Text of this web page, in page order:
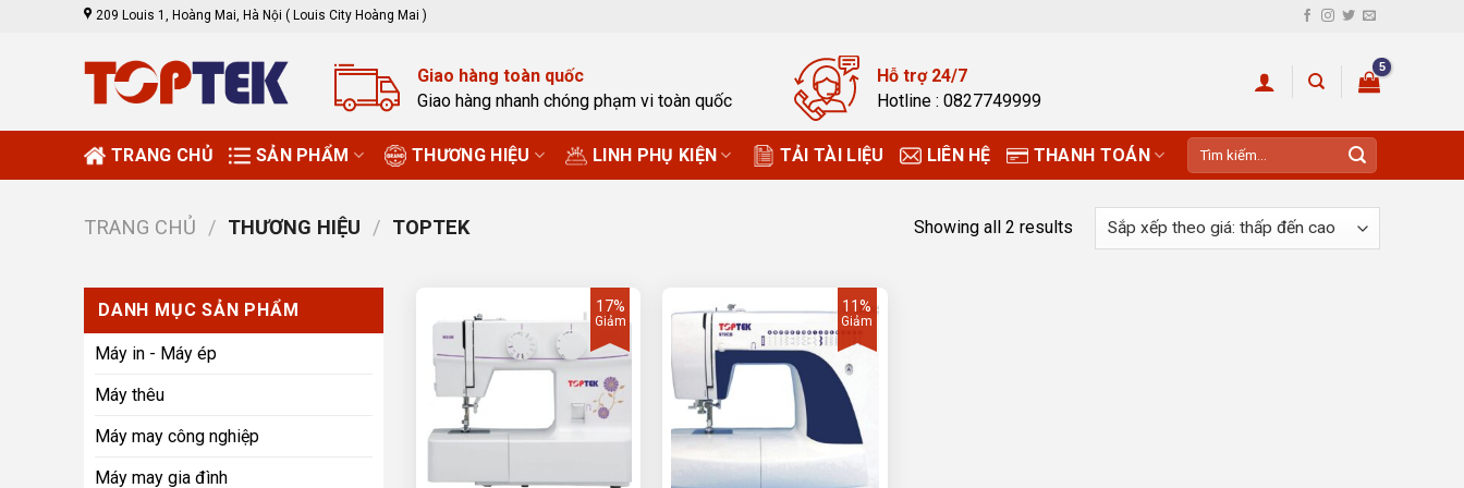
209 Louis 1, Hoàng Mai, Hà Nội ( Louis City Hoàng Mai )
Giao hàng toàn quốc
Giao hàng nhanh chóng phạm vi toàn quốc
Hỗ trợ 24/7
Hotline : 0827749999
TRANG CHỦ SẢN PHẨM THƯƠNG HIỆU LINH PHỤ KIỆN TẢI TÀI LIỆU LIÊN HỆ THANH TOÁN
Tìm
kiếm:
TRANG CHỦ / THƯƠNG HIỆU / TOPTEK Showing all 2 results
DANH MỤC SẢN PHẨM
Máy in - Máy ép
Máy thêu
Máy may công nghiệp
Máy may gia đình
17%
Giảm
11%
Giảm